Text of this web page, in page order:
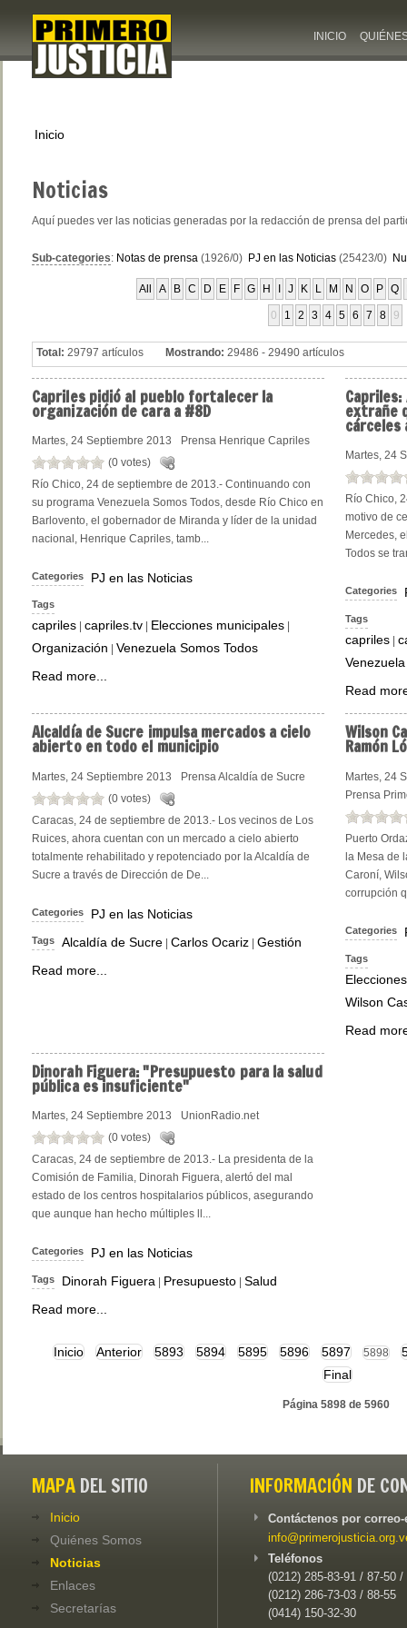
INICIO
Inicio
Noticias
Aquí puedes ver las noticias generadas por la redacción de prensa del
Sub-categories: Notas de prensa (1926/0) PJ en las Noticias (25423/0)
All A B C D E F G H J K L M N O P Q
0 1 2 3 4 5 6 7 8 9
Total: 29797 artículos Mostrando: 29486 - 29490 artículos
Caprilespidió al pueblo fortalecer la
organización de cara a #8D
Martes, 24 Septiembre 2013
Prensa Henrique Capriles
(0 votes)
Río Chico, 24 de septiembre de 2013.- Continuando con
su programa Venezuela Somos Todos, desde Río Chico en
Barlovento, el gobernador de Miranda y líder de la unidad
nacional, Henrique Capriles, tamb...
Categories PJ en las Noticias
Tags
capriles capriles.tv Elecciones municipales
Organización
Venezuela Somos Todos
Read more...
Capriles:
extrañe
cárceles
Martes, 24
Río Chico,
motivo de
Mercedes,
Todos se
Categories
Tags
capriles|
Read
Alcaldíade Sucre impulsa mercados a cielo
abierto en todo el municipio
Martes, 24 Septiembre 2013
Prensa Alcaldía de Sucre
(0 votes)
Caracas, 24 de septiembre de 2013.- Los vecinos de Los
Ruices, ahora cuentan con un mercado a cielo abierto
totalmente rehabilitado y repotenciado por la Alcaldía de
Sucre a través de Dirección de De...
Categories PJ en las Noticias
Tags Alcaldía de Sucre | Carlos Ocariz | Gestión
Read more...
Wilson
Ramón
Martes, 24
Prensa
Puerto
la Mesa de
Caroní,
corrupción
Categories
Tags
Wilson
Read
DinorahFiguera: "Presupuesto para la salud
pública es insuficiente"
Martes, 24 Septiembre 2013
UnionRadio.net
(0 votes)
Caracas, 24 de septiembre de 2013.- La presidenta de la
Comisión de Familia, Dinorah Figuera, alertó del mal
estado de los centros hospitalarios públicos, asegurando
que aunque han hecho múltiples ll...
Categories PJ en las Noticias
Tags Dinorah Figuera Presupuesto Salud
Read more...
Inicio Anterior 5893 5894 5895 5896 5897 5898
Final
Página 5898 de 5960
MAPA DEL SITIO
Inicio
Quiénes Somos
Noticias
Enlaces
Secretarías
INFORMACIÓN DE
Contáctenos por
Teléfonos
(0212) 285-83-91 / 87-50 /
(0212) 286-73-03 / 88-55
(0414) 150-32-30